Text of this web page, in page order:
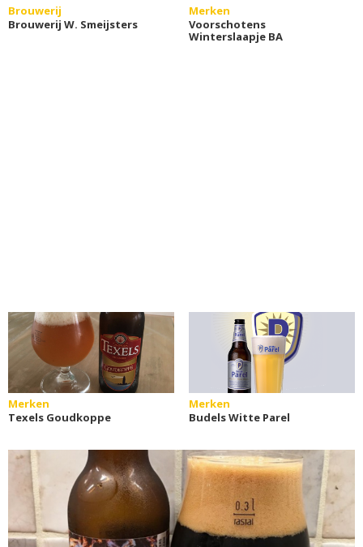
Brouwerij
Brouwerij W. Smeijsters
Merken
Voorschotens
Winterslaapje BA
Merken
Texels Goudkoppe
Merken
Budels Witte Parel